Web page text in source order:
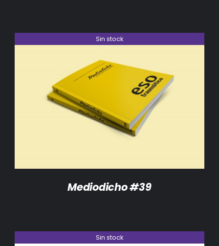
Sin stock
Mediodicho #39
Sin stock